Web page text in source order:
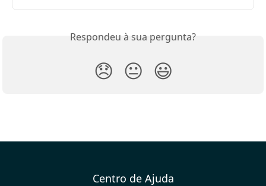
Respondeu à sua pergunta?
😞 😐 😃
Centro de Ajuda